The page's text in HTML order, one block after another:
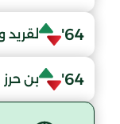
64'
64' بن